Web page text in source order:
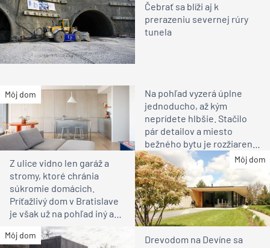
Čebrať sa blíži aj k
prerazeniu severnej rúry
tunela
Môj dom
Na pohľad vyzerá úplne
jednoducho, až kým
neprídete hlbšie. Stačilo
pár detailov a miesto
bežného bytu je rozžiarené
bývanie pre rodinu
Môj dom
Z ulice vidno len garáž a
stromy, ktoré chránia
súkromie domácich.
Príťažlivý dom v Bratislave
je však už na pohľad iný ako
susedia
Môj dom
Drevodom na Devíne sa